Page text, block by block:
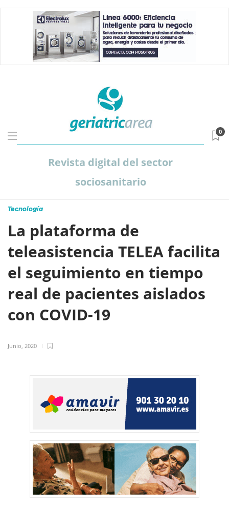
Revista digital del sector
sociosanitario
0
Tecnología
La plataforma de
teleasistencia TELEA facilita
el seguimiento en tiempo
real de pacientes aislados
con COVID-19
Junio, 2020